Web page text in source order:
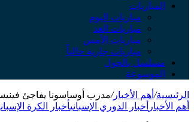
المباريات
مباريات اليوم
مباريات الغد
مباريات الأمس
مباريات جارية حالياً
مسلسل بالجول
الموسوعة
الرئيسية/ أهم الأخبار/مدرب أوساسونا يفاجئ
أهم الأخبار أخبار الدوري الإسبانيأخبار الكرة